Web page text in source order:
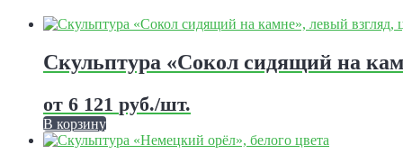
Скульптура «Сокол сидящий на
от 6 121 руб./шт.
В корзину
Этот